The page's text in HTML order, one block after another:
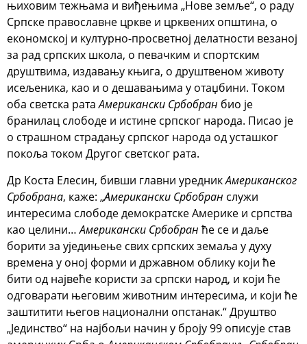
њиховим тежњама и виђењима „Нове земље“, о раду
Српске православне цркве и црквених општина, о
економској и културно-просветној делатности везаној
за рад српских школа, о певачким и спортским
друштвима, издавању књига, о друштвеном животу
исељеника, као и о дешавањима у отаџбини. Током
оба светска ратаАмерикански Србобран био је
бранилац слободе и истине српског народа. Писао је
о страшном страдању српског народа од усташког
покоља током Другог светског рата.
Др Коста Елесин, бивши главни уредникАмериканског
Србобрана, каже: „Американски Србобран служи
интересима слободе демократске Америке и српства
као целини…Американски Србобран ће се и даље
борити за уједињење свих српских земаља у духу
времена у оној форми и државном облику који ће
бити од највеће користи за српски народ, и који ће
одговарати његовим животним интересима, и који ће
заштитити његов национални опстанак.“ Друштво
„Јединство“ на најбољи начин у броју 99 описује став